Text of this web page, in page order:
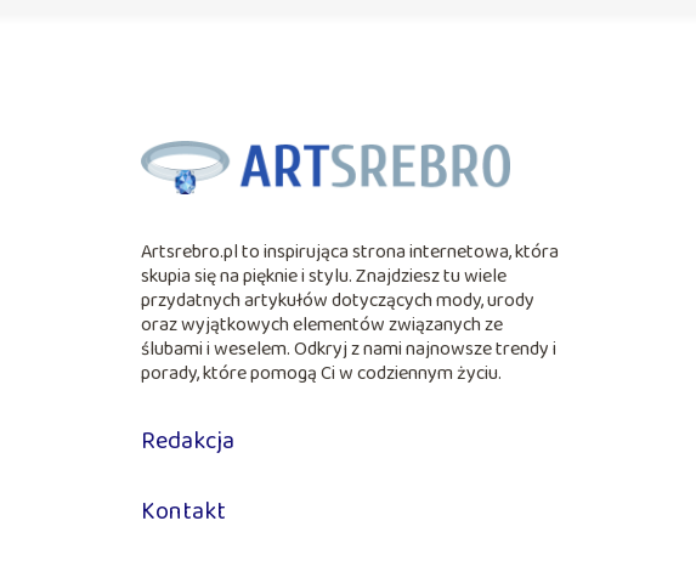
Artsrebro.pl to inspirująca strona internetowa, która
skupia się na pięknie i stylu. Znajdziesz tu wiele
przydatnych artykułów dotyczących mody, urody
oraz wyjątkowych elementów związanych ze
ślubami i weselem. Odkryj z nami najnowsze trendy i
porady, które pomogą Ci w codziennym życiu.
Redakcja
Kontakt